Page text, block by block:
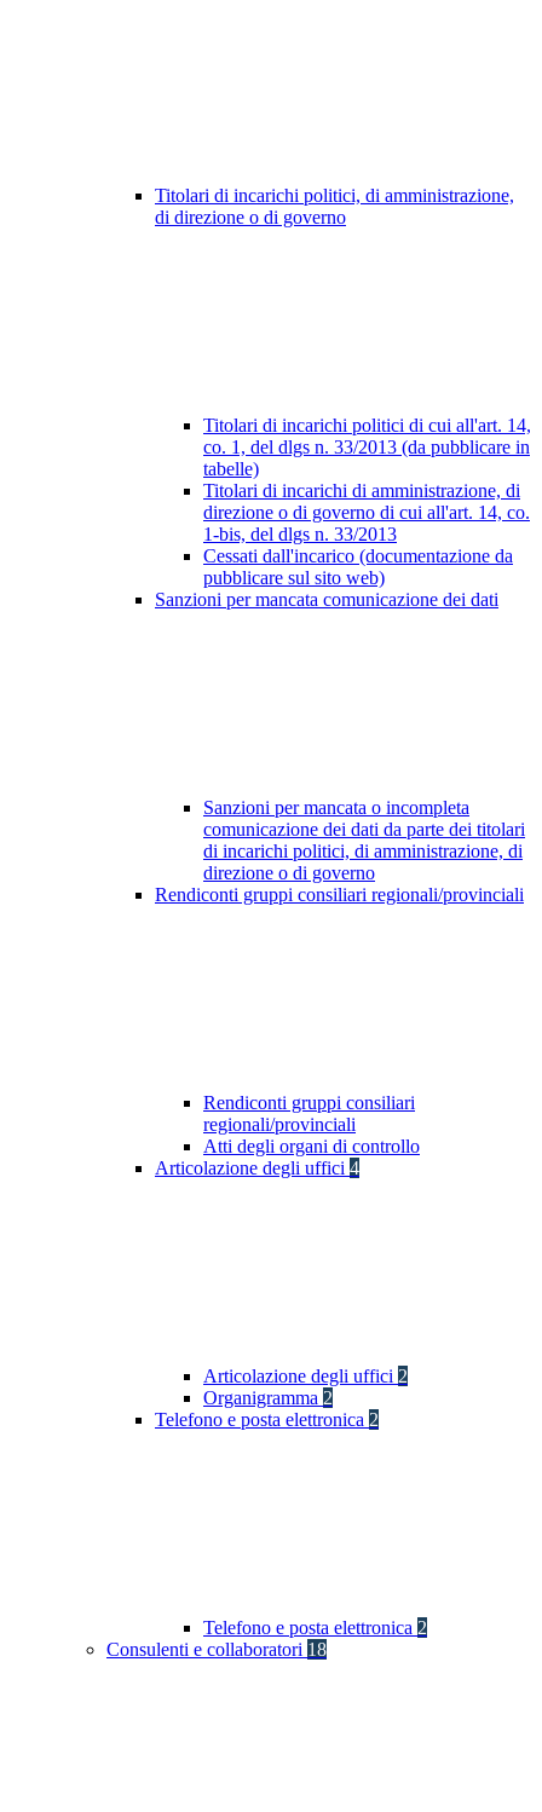
Titolari di incarichi politici, di amministrazione,
di direzione o di governo
Titolari di incarichi politici di cui all'art. 14,
co. 1, del dlgs n. 33/2013 (da pubblicare in
tabelle)
Titolari di incarichi di amministrazione, di
direzione o di governo di cui all'art. 14, co.
1-bis, del dlgs n. 33/2013
Cessati dall'incarico (documentazione da
pubblicare sul sito web)
Sanzioni per mancata comunicazione dei dati
Sanzioni per mancata o incompleta
comunicazione dei dati da parte dei titolari
di incarichi politici, di amministrazione, di
direzione o di governo
Rendiconti gruppi consiliari regionali/provinciali
Rendiconti gruppi consiliari
regionali/provinciali
Atti degli organi di controllo
Articolazione degli uffici 4
Articolazione degli uffici 2
Organigramma 2
Telefono e posta elettronica 2
Telefono e posta elettronica 2
Consulenti e collaboratori 18